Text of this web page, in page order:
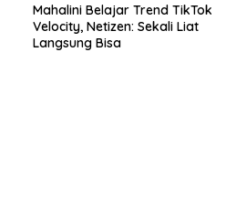
Mahalini Belajar Trend TikTok
Velocity, Netizen: Sekali Liat
Langsung Bisa